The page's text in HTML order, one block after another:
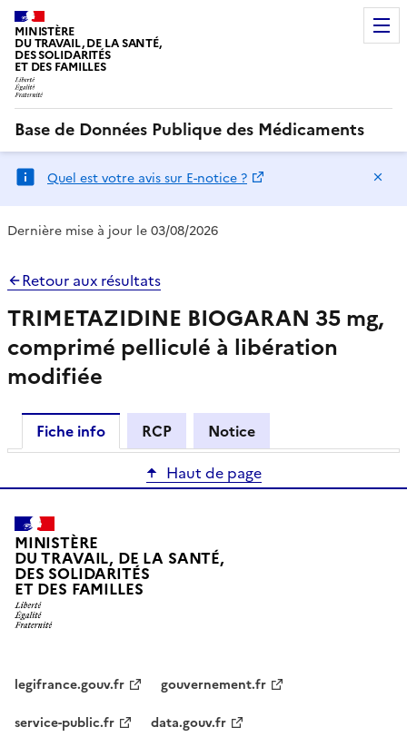
MINISTÈRE
DU TRAVAIL, DE LA SANTÉ,
DES SOLIDARITÉS
ET DES FAMILLES
Base de Données Publique des Médicaments
Quel est votre avis sur E-notice ?
Dernière mise à jour le 03/08/2026
Retour aux résultats
TRIMETAZIDINE BIOGARAN 35 mg,
comprimé pelliculé à libération
modifiée
Fiche info RCP
Notice
Haut de page
MINISTÈRE
DU TRAVAIL, DE LA SANTÉ,
DES SOLIDARITÉS
ET DES FAMILLES
legifrance.gouv.fr
gouvernement.fr
service-public.fr
data.gouv.fr